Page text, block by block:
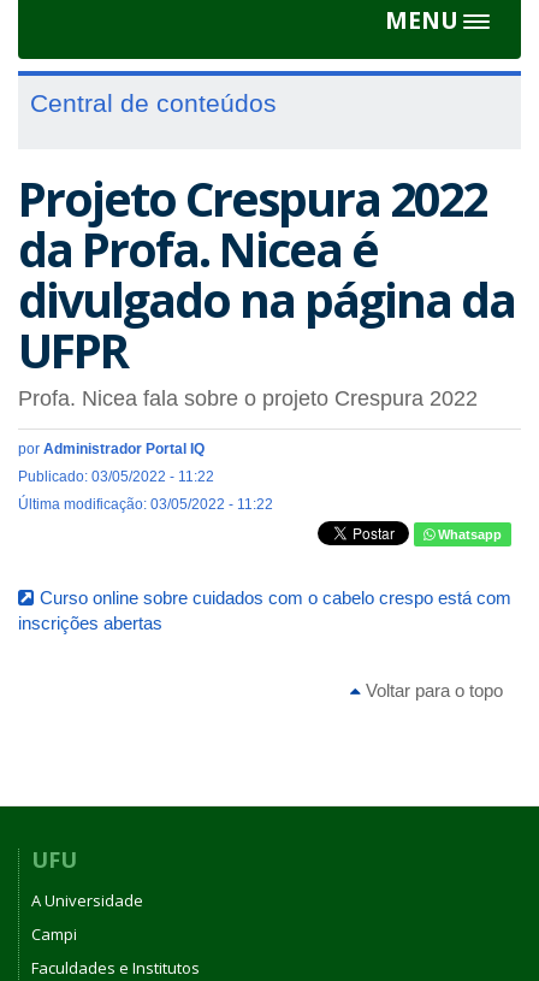
MENU
Toggle
Central de conteúdos
Projeto Crespura 2022
da Profa. Nicea é
divulgado na página da
UFPR
Profa. Nicea fala sobre o projeto Crespura 2022
por Administrador Portal IQ
Publicado: 03/05/2022 - 11:22
Última modificação: 03/05/2022 - 11:22
Whatsapp
Curso online sobre cuidados com o cabelo crespo está com
inscrições abertas
Voltar para o topo
UFU
A Universidade
Campi
Faculdades e Institutos